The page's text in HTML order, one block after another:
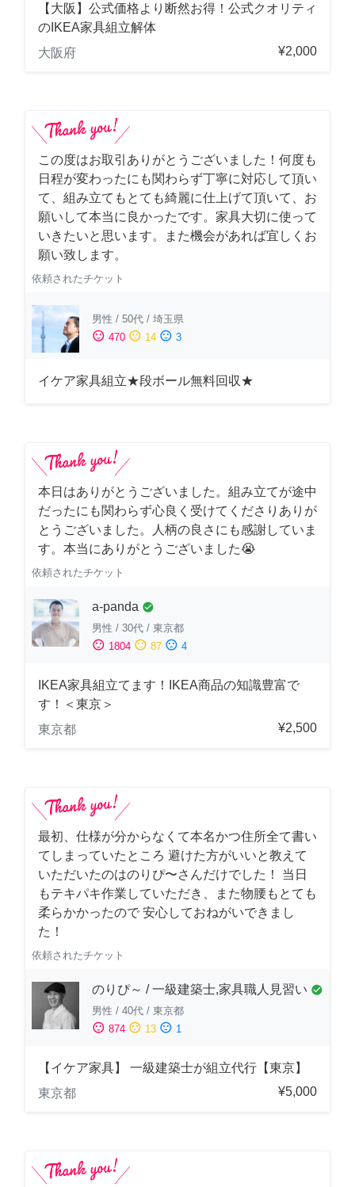
【大阪】公式価格より断然お得！公式クオリティ
のIKEA家具組立解体
大阪府
¥2,000
この度はお取引ありがとうございました！何度も
日程が変わったにも関わらず丁寧に対応して頂い
て、組み立てもとても綺麗に仕上げて頂いて、お
願いして本当に良かったです。家具大切に使って
いきたいと思います。また機会があれば宜しくお
願い致します。
依頼されたチケット
男性 / 50代 / 埼玉県
sentiment_satisfied 470 sentiment_neutral 14 sentiment_dissatisfied 3
イケア家具組立★段ボール無料回収★
本日はありがとうございました。組み立てが途中
だったにも関わらず心良く受けてくださりありが
とうございました。人柄の良さにも感謝していま
す。本当にありがとうございました😭
依頼されたチケット
a-panda check_circle
男性 / 30代 / 東京都
sentiment_satisfied 1804 sentiment_neutral 87 sentiment_dissatisfied 4
IKEA家具組立てます！IKEA商品の知識豊富で
す！＜東京＞
東京都
¥2,500
最初、仕様が分からなくて本名かつ住所全て書い
てしまっていたところ 避けた方がいいと教えて
いただいたのはのりぴ〜さんだけでした！ 当日
もテキパキ作業していただき、また物腰もとても
柔らかかったので 安心しておねがいできまし
た！
依頼されたチケット
のりぴ～ / 一級建築士,家具職人見習い check_circle
男性 / 40代 / 東京都
sentiment_satisfied 874 sentiment_neutral 13 sentiment_dissatisfied 1
【イケア家具】 一級建築士が組立代行【東京】
東京都
¥5,000